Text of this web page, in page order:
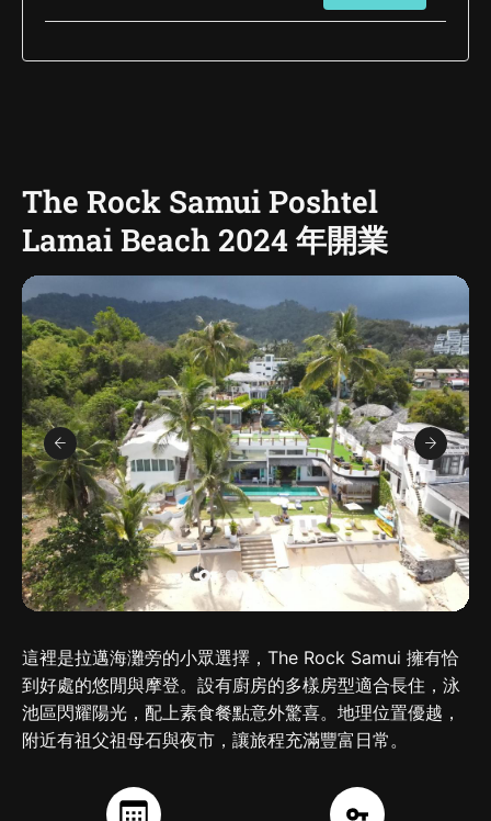
The Rock Samui Poshtel
Lamai Beach 2024 年開業
這裡是拉邁海灘旁的小眾選擇，The Rock Samui 擁有恰
到好處的悠閒與摩登。設有廚房的多樣房型適合長住，泳
池區閃耀陽光，配上素食餐點意外驚喜。地理位置優越，
附近有祖父祖母石與夜市，讓旅程充滿豐富日常。